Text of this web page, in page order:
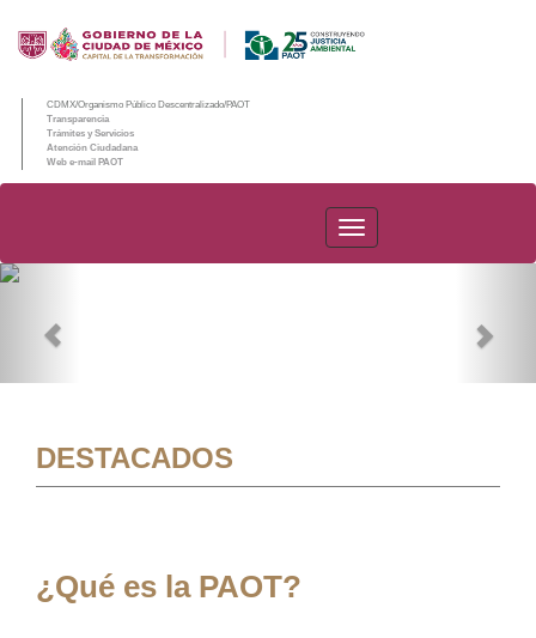
CDMX/Organismo Público Descentralizado/PAOT
Transparencia
Trámites y Servicios
Atención Ciudadana
Web e-mail PAOT
PAOT
DESTACADOS
¿Qué es la PAOT?